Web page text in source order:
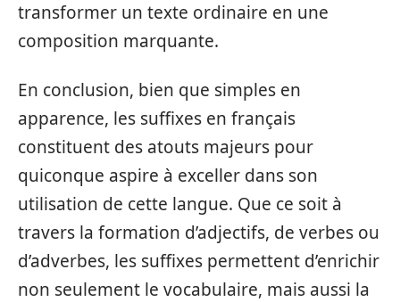
transformer un texte ordinaire en une
composition marquante.
En conclusion, bien que simples en
apparence, les suffixes en français
constituent des atouts majeurs pour
quiconque aspire à exceller dans son
utilisation de cette langue. Que ce soit à
travers la formation d’adjectifs, de verbes ou
d’adverbes, les suffixes permettent d’enrichir
non seulement le vocabulaire, mais aussi la